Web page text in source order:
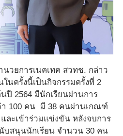
วยการเนคเทค สวทช. กล่าว
นครั้งนี้เป็นกิจกรรมครั้งที่ 2
ปี 2564 มีนักเรียนผ่านการ
า 100 คน มี 38 คนผ่านเกณฑ์
ละเข้าร่วมแข่งขัน หลังจบการ
บสนุนนักเรียน จำนวน 30 คน